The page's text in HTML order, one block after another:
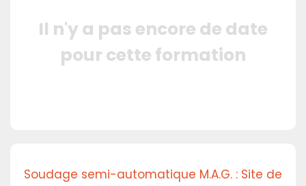
Il n'y a pas encore de date
pour cette formation
Soudage semi-automatique M.A.G. : Site de